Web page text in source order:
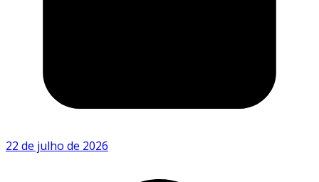
22 de julho de 2026